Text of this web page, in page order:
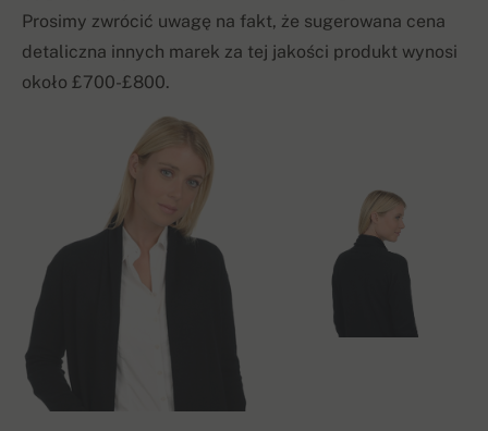
Prosimy zwrócić uwagę na fakt, że sugerowana cena
detaliczna innych marek za tej jakości produkt wynosi
około £700-£800.